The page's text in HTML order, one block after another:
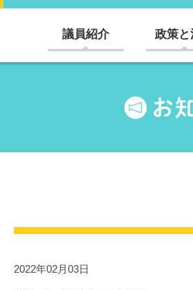
議員紹介 政策と
2022年02月03日